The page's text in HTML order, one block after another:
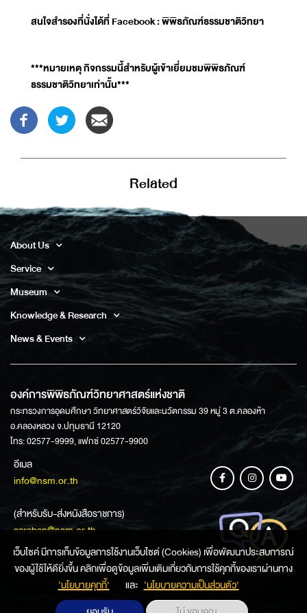
สนใจสำรองที่นั่งได้ที่ Facebook : พิพิธภัณฑ์ธรรมชาติวิทยา
***หมายเหตุ กิจกรรมนี้สำหรับผู้เข้าเยี่ยมชมพิพิธภัณฑ์
ธรรมชาติวิทยาเท่านั้น***
Related
About Us
Service
Museum
Knowledge & Research
News & Events
องค์การพิพิธภัณฑ์วิทยาศาสตร์แห่งชาติ
กระทรวงการอุดมศึกษา วิทยาศาสตร์วิจัยและนวัตกรรม 39 หมู่ 3 ต.คลองห้า
อ.คลองหลวง จ.ปทุมธานี 12120
โทร: 02577-9999, แฟกซ์ 02577-9900
อีเมล
info@nsm.or.th
(สำหรับรับ-ส่งหนังสือราชการ)
saraban@nsm.or.th
ช่องทางการสอบถามข้อมูล
เว็บไซค์ มีการเก็บข้อมูลการใช้งานเว็บไซต์ (Cookies) เพื่อพัฒนาประสบการณ์
ของผู้ใช้ให้ดียิ่งขึ้น คลิกเพื่อดูข้อมูลเพิ่มเติมเกี่ยวกับการใช้คุกกี้ของเราผ่านทาง
‘นโยบายคุกกี้’
และ ‘นโยบายความเป็นส่วนตัว'